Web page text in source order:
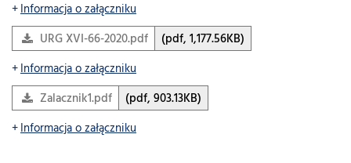
Informacja o załączniku
URG XVI-66-2020.pdf
(pdf, 1,177.56KB)
Informacja o załączniku
Zalacznik1.pdf
(pdf, 903.13KB)
Informacja o załączniku